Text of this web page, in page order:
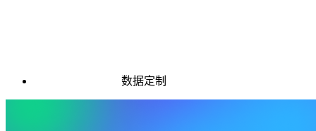
数据定制